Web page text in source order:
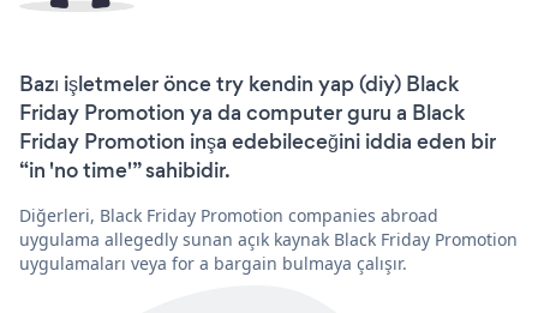
Bazı işletmeler önce try kendin yap (diy) Black
Friday Promotion ya da computer guru a Black
Friday Promotion inşa edebileceğini iddia eden bir
“in 'no time'” sahibidir.
Diğerleri, Black Friday Promotion companies abroad
uygulama allegedly sunan açık kaynak Black Friday Promotion
uygulamaları veya for a bargain bulmaya çalışır.